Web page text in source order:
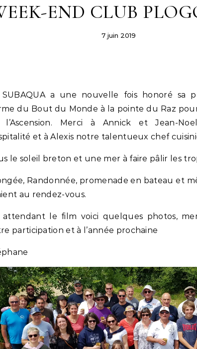
END CLUB
7 juin 2019
du Bout du Monde à la pointe du Raz
l’Ascension. Merci à Annick et Jean-
et à Alexis notre talentueux chef
le soleil breton et une mer à faire pâlir les
Randonnée, promenade en bateau et
au rendez-vous.
attendant le film voici quelques photos,
participation et à l’année prochaine